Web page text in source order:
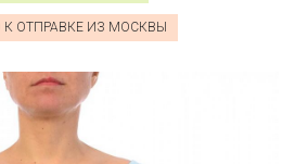
ОТПРАВКЕ ИЗ МОСКВЫ